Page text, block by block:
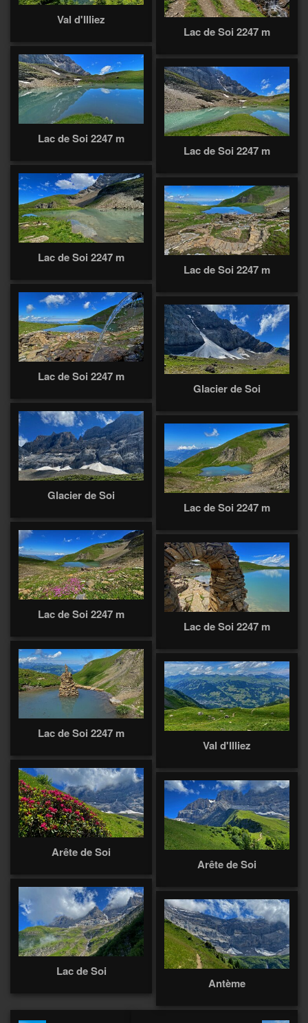
Val d'Illiez
Lac de Soi 2247 m
Lac de Soi 2247 m
Lac de Soi 2247 m
Lac de Soi 2247 m
Lac de Soi 2247 m
Lac de Soi 2247 m
Glacier de Soi
Glacier de Soi
Lac de Soi 2247 m
Lac de Soi 2247 m
Lac de Soi 2247 m
Lac de Soi 2247 m
Val d'Illiez
Arête de Soi
Arête de Soi
Lac de Soi
Antème